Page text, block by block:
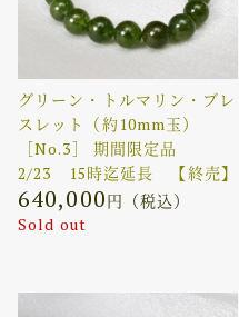
グリーン・トルマリン・ブレ
スレット（約10mm玉）
［No.3］ 期間限定品
2/23 15時迄延長 【終売】
640,000円（税込）
Sold out